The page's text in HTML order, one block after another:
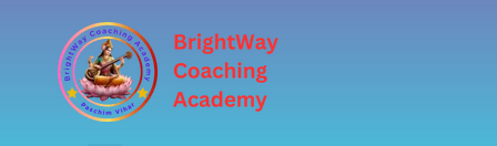
content